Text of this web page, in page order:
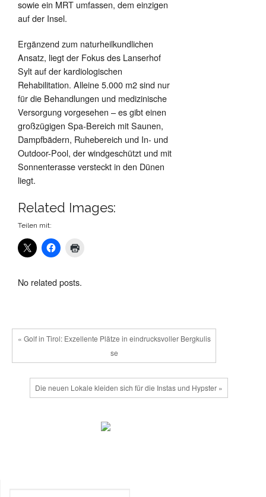
sowie ein MRT umfassen, dem einzigen
auf der Insel.
Ergänzend zum naturheilkundlichen
Ansatz, liegt der Fokus des Lanserhof
Sylt auf der kardiologischen
Rehabilitation. Alleine 5.000 m2 sind nur
für die Behandlungen und medizinische
Versorgung vorgesehen – es gibt einen
großzügigen Spa-Bereich mit Saunen,
Dampfbädern, Ruhebereich und In- und
Outdoor-Pool, der windgeschützt und mit
Sonnenterasse versteckt in den Dünen
liegt.
Related Images:
Teilen mit:
No related posts.
« Golf in Tirol: Exzellente Plätze in eindrucksvoller Bergkulis
se
Die neuen Lokale kleiden sich für die Instas und Hypster »